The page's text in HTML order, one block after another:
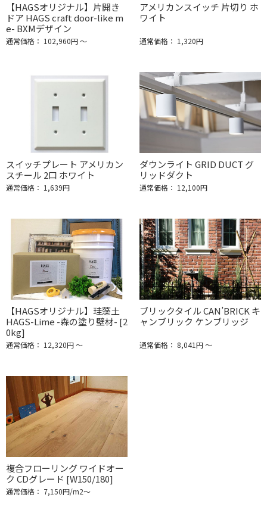
【HAGSオリジナル】片開き
ドア HAGS craft door-like m
e- BXMデザイン
通常価格： 102,960円 ～
アメリカンスイッチ 片切り ホ
ワイト
通常価格： 1,320円
スイッチプレート アメリカン
スチール 2口 ホワイト
通常価格： 1,639円
ダウンライト GRID DUCT グ
リッドダクト
通常価格： 12,100円
【HAGSオリジナル】珪藻土
HAGS-Lime -森の塗り壁材- [2
0kg]
通常価格： 12,320円 ～
ブリックタイル CAN’BRICK キ
ャンブリック ケンブリッジ
通常価格： 8,041円 ～
複合フローリング ワイドオー
ク CDグレード [W150/180]
通常価格： 7,150円/m2〜